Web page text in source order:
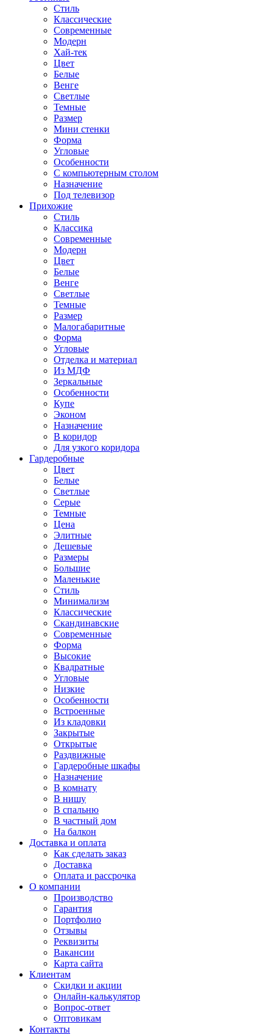
Стиль
Классические
Современные
Модерн
Хай-тек
Цвет
Белые
Венге
Светлые
Темные
Размер
Мини стенки
Форма
Угловые
Особенности
С компьютерным столом
Назначение
Под телевизор
Прихожие
Стиль
Классика
Современные
Модерн
Цвет
Белые
Венге
Светлые
Темные
Размер
Малогабаритные
Форма
Угловые
Отделка и материал
Из МДФ
Зеркальные
Особенности
Купе
Эконом
Назначение
В коридор
Для узкого коридора
Гардеробные
Цвет
Белые
Светлые
Серые
Темные
Цена
Элитные
Дешевые
Размеры
Большие
Маленькие
Стиль
Минимализм
Классические
Скандинавские
Современные
Форма
Высокие
Квадратные
Угловые
Низкие
Особенности
Встроенные
Из кладовки
Закрытые
Открытые
Раздвижные
Гардеробные шкафы
Назначение
В комнату
В нишу
В спальню
В частный дом
На балкон
Доставка и оплата
Как сделать заказ
Доставка
Оплата и рассрочка
О компании
Производство
Гарантия
Портфолио
Отзывы
Реквизиты
Вакансии
Карта сайта
Клиентам
Скидки и акции
Онлайн-калькулятор
Вопрос-ответ
Оптовикам
Контакты